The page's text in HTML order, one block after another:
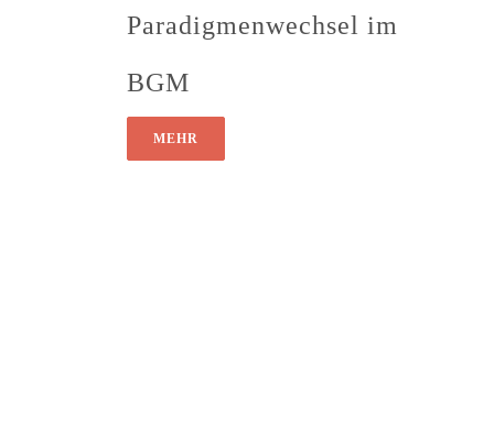
Paradigmenwechsel im
BGM
MEHR